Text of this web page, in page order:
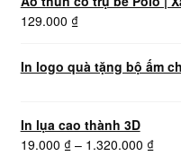
129.000 ₫
In logo quà tặng bộ ấm
In lụa cao thành 3D
19.000 ₫ – 1.320.000 ₫